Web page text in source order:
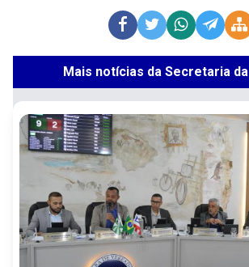
Mais notícias da Secretaria